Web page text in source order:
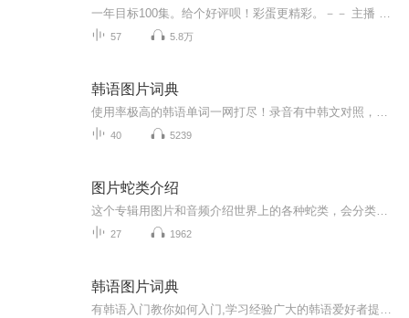
57 5.8万
韩语图片词典
40 5239
图片蛇类介绍
27 1962
韩语图片词典